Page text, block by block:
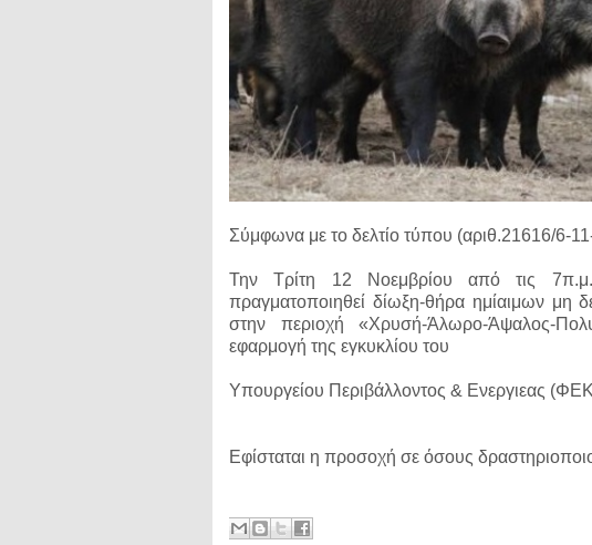
Σύμφωνα με το δελτίο τύπου (αριθ.21616/6-
Την Τρίτη 12 Νοεμβρίου από τις
πραγματοποιηθεί δίωξη-θήρα ημίαιμων μη
στην περιοχή «Χρυσή-Άλωρο-Άψαλος-
εφαρμογή της εγκυκλίου του
Υπουργείου Περιβάλλοντος & Ενεργιεας
Εφίσταται η προσοχή σε όσους